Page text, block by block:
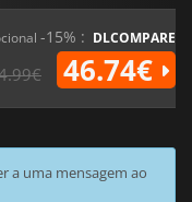
-15% : DLCOMPARE
46.74€
a uma mensagem ao